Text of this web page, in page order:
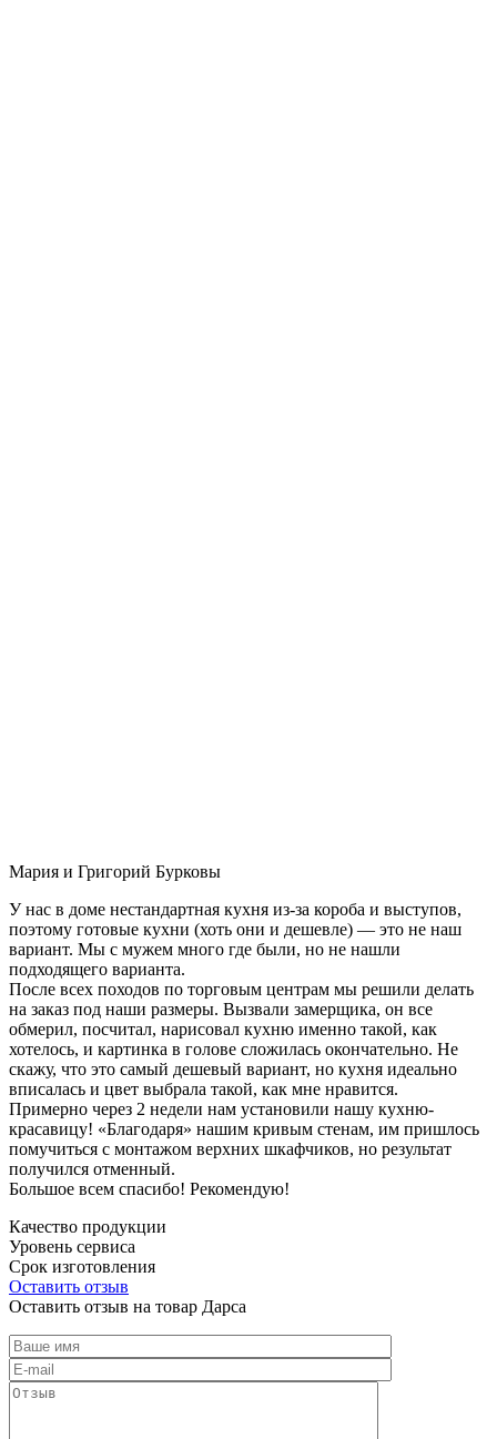
Мария и Григорий Бурковы
У нас в доме нестандартная кухня из-за короба и выступов,
поэтому готовые кухни (хоть они и дешевле) — это не наш
вариант. Мы с мужем много где были, но не нашли
подходящего варианта.
После всех походов по торговым центрам мы решили делать
на заказ под наши размеры. Вызвали замерщика, он все
обмерил, посчитал, нарисовал кухню именно такой, как
хотелось, и картинка в голове сложилась окончательно. Не
скажу, что это самый дешевый вариант, но кухня идеально
вписалась и цвет выбрала такой, как мне нравится.
Примерно через 2 недели нам установили нашу кухню-
красавицу! «Благодаря» нашим кривым стенам, им пришлось
помучиться с монтажом верхних шкафчиков, но результат
получился отменный.
Большое всем спасибо! Рекомендую!
Качество продукции
Уровень сервиса
Срок изготовления
Оставить отзыв
Оставить отзыв на товар Дарса